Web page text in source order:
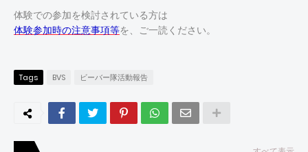
体験での参加を検討されている方は
体験参加時の注意事項等を、ご一読ください。
Tags BVS ビーバー隊活動報告